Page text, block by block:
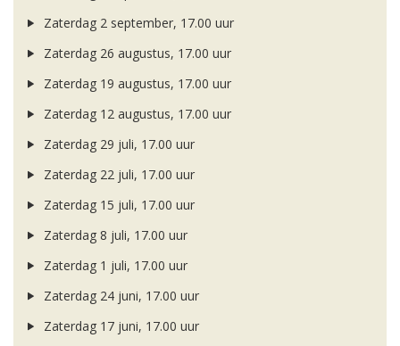
Zaterdag 2 september, 17.00 uur
Zaterdag 26 augustus, 17.00 uur
Zaterdag 19 augustus, 17.00 uur
Zaterdag 12 augustus, 17.00 uur
Zaterdag 29 juli, 17.00 uur
Zaterdag 22 juli, 17.00 uur
Zaterdag 15 juli, 17.00 uur
Zaterdag 8 juli, 17.00 uur
Zaterdag 1 juli, 17.00 uur
Zaterdag 24 juni, 17.00 uur
Zaterdag 17 juni, 17.00 uur